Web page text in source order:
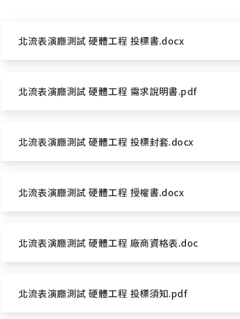
北流表演廳測試 硬體工程 投標書.docx
北流表演廳測試 硬體工程 需求說明書.pdf
北流表演廳測試 硬體工程 投標封套.docx
北流表演廳測試 硬體工程 授權書.docx
北流表演廳測試 硬體工程 廠商資格表.doc
北流表演廳測試 硬體工程 投標須知.pdf